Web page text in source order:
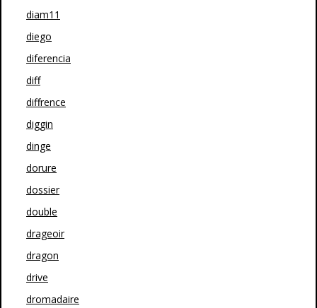
diam11
diego
diferencia
diff
diffrence
diggin
dinge
dorure
dossier
double
drageoir
dragon
drive
dromadaire